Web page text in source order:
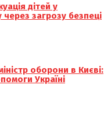
дітей у
загрозу безпеці
оборони в Києві:
Україні